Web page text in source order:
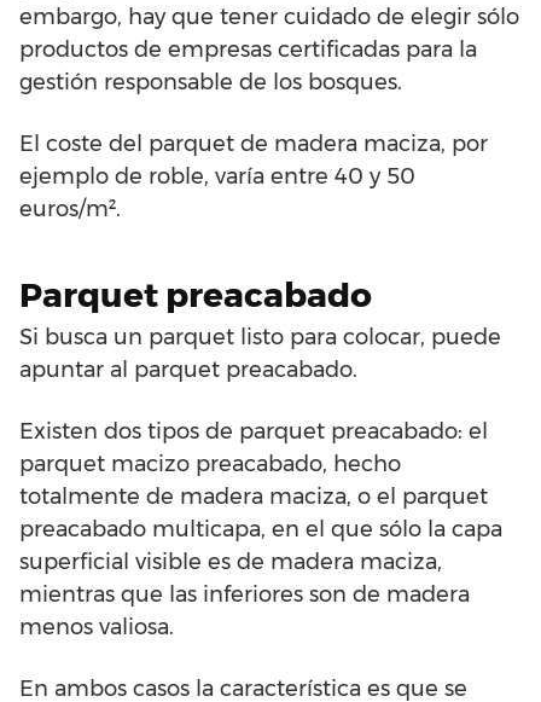
embargo, hay que tener cuidado de elegir sólo
productos de empresas certificadas para la
gestión responsable de los bosques.
El coste del parquet de madera maciza, por
ejemplo de roble, varía entre 40 y 50
euros/m².
Parquet preacabado
Si busca un parquet listo para colocar, puede
apuntar al parquet preacabado.
Existen dos tipos de parquet preacabado: el
parquet macizo preacabado, hecho
totalmente de madera maciza, o el parquet
preacabado multicapa, en el que sólo la capa
superficial visible es de madera maciza,
mientras que las inferiores son de madera
menos valiosa.
En ambos casos la característica es que se